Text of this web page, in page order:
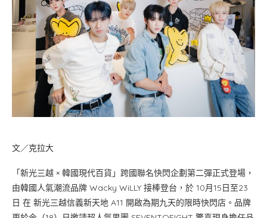
文／克拉大
「新光三越 × 韓國現代百貨」跨國聯名快閃企劃第二彈正式登場，
由韓國人氣潮流品牌 Wacky WiLLY 接棒登台，於 10月15日至23
日 在 新光三越信義新天地 A11 開啟為期九天的限時快閃店。品牌